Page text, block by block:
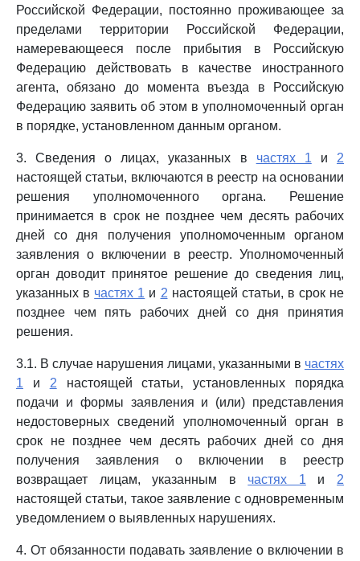
Российской Федерации, постоянно проживающее за
пределами территории Российской Федерации,
намеревающееся после прибытия в Российскую
Федерацию действовать в качестве иностранного
агента, обязано до момента въезда в Российскую
Федерацию заявить об этом в уполномоченный орган
в порядке, установленном данным органом.
3. Сведения о лицах, указанных в частях 1 и 2
настоящей статьи, включаются в реестр на основании
решения уполномоченного органа. Решение
принимается в срок не позднее чем десять рабочих
дней со дня получения уполномоченным органом
заявления о включении в реестр. Уполномоченный
орган доводит принятое решение до сведения лиц,
указанных в частях 1 и 2 настоящей статьи, в срок не
позднее чем пять рабочих дней со дня принятия
решения.
3.1. В случае нарушения лицами, указанными в частях
1 и 2 настоящей статьи, установленных порядка
подачи и формы заявления и (или) представления
недостоверных сведений уполномоченный орган в
срок не позднее чем десять рабочих дней со дня
получения заявления о включении в реестр
возвращает лицам, указанным в частях 1 и 2
настоящей статьи, такое заявление с одновременным
уведомлением о выявленных нарушениях.
4. От обязанности подавать заявление о включении в